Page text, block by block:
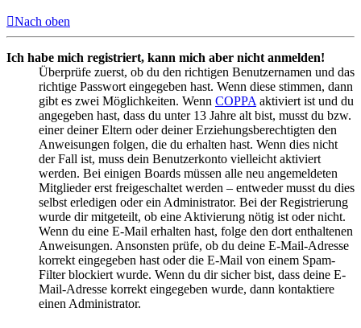
Nach oben
Ich habe mich registriert, kann mich aber nicht anmelden!
Überprüfe zuerst, ob du den richtigen Benutzernamen und das
richtige Passwort eingegeben hast. Wenn diese stimmen, dann
gibt es zwei Möglichkeiten. Wenn COPPA aktiviert ist und du
angegeben hast, dass du unter 13 Jahre alt bist, musst du bzw.
einer deiner Eltern oder deiner Erziehungsberechtigten den
Anweisungen folgen, die du erhalten hast. Wenn dies nicht
der Fall ist, muss dein Benutzerkonto vielleicht aktiviert
werden. Bei einigen Boards müssen alle neu angemeldeten
Mitglieder erst freigeschaltet werden – entweder musst du dies
selbst erledigen oder ein Administrator. Bei der Registrierung
wurde dir mitgeteilt, ob eine Aktivierung nötig ist oder nicht.
Wenn du eine E-Mail erhalten hast, folge den dort enthaltenen
Anweisungen. Ansonsten prüfe, ob du deine E-Mail-Adresse
korrekt eingegeben hast oder die E-Mail von einem Spam-
Filter blockiert wurde. Wenn du dir sicher bist, dass deine E-
Mail-Adresse korrekt eingegeben wurde, dann kontaktiere
einen Administrator.